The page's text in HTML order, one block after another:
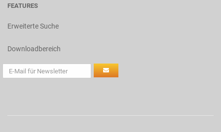
FEATURES
Erweiterte Suche
Downloadbereich